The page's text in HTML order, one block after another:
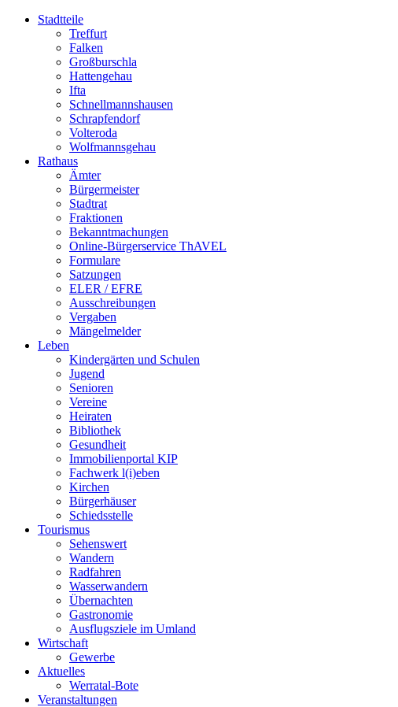
Stadtteile
Treffurt
Falken
Großburschla
Hattengehau
Ifta
Schnellmannshausen
Schrapfendorf
Volteroda
Wolfmannsgehau
Rathaus
Ämter
Bürgermeister
Stadtrat
Fraktionen
Bekanntmachungen
Online-Bürgerservice ThAVEL
Formulare
Satzungen
ELER / EFRE
Ausschreibungen
Vergaben
Mängelmelder
Leben
Kindergärten und Schulen
Jugend
Senioren
Vereine
Heiraten
Bibliothek
Gesundheit
Immobilienportal KIP
Fachwerk l(i)eben
Kirchen
Bürgerhäuser
Schiedsstelle
Tourismus
Sehenswert
Wandern
Radfahren
Wasserwandern
Übernachten
Gastronomie
Ausflugsziele im Umland
Wirtschaft
Gewerbe
Aktuelles
Werratal-Bote
Veranstaltungen